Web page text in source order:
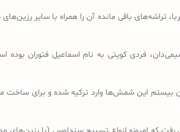
از جنس کهربا، تراشه‌های باقی مانده آن را همراه با سایر
فردی کویتی به نام اسماعیل فتوران بوده
این شمش‌ها وارد ترکیه شده و برای ساخت